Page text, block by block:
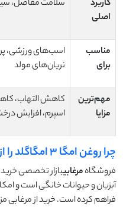
کاربرد
اصلی
سلامت مفاصل،
مناسب
برای
اسب‌های ورزشی،
نریان‌های مولد
مهم‌ترین
مزایا
کاهش التهاب،
اسپرم، افزایش
چرا روغن امگا ۳ امگاگلد را از فروشگاه مرغابی بخریم؟
فروشگاهمرغابیبازار تخصصی
آبزیان و حیوانات خانگی است و
فراهم کرده است. خرید از مرغابی